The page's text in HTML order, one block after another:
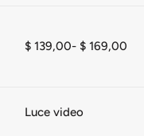
$ 139,00- $ 169,00
Luce video